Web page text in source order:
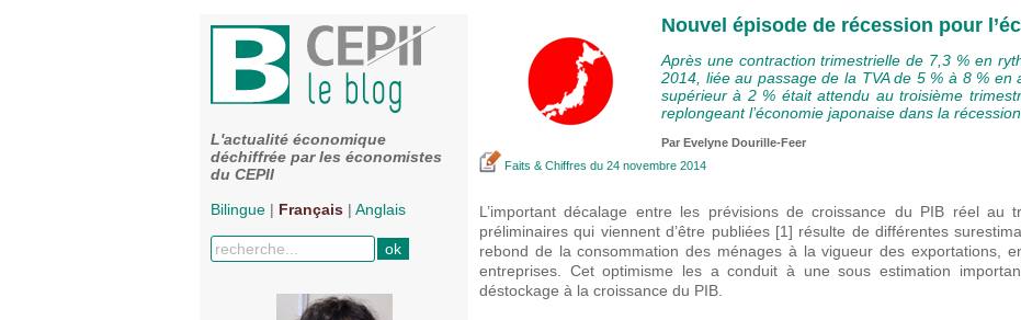
L'actualité économique
déchiffrée par les économistes
du CEPII
Bilingue | Français | Anglais
Nouvel épisode de récession pour
Après une contraction trimestrielle de 7,3 % en
2014, liée au passage de la TVA de 5 % à 8 % en
supérieur à 2 % était attendu au troisième
replongeant l’économie japonaise dans la
Par Evelyne Dourille-Feer
Faits & Chiffres du 24 novembre 2014
L’important décalage entre les prévisions de croissance du PIB réel au
préliminaires qui viennent d’être publiées [1] résulte de différentes
rebond de la consommation des ménages à la vigueur des exportations,
entreprises. Cet optimisme les a conduit à une sous estimation
déstockage à la croissance du PIB.